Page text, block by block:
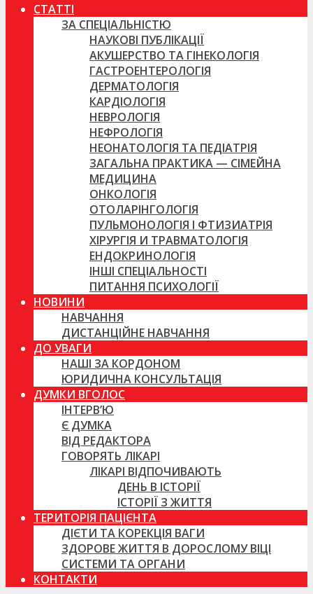
СТАТТІ
ЗА СПЕЦІАЛЬНІСТЮ
НАУКОВІ ПУБЛІКАЦІЇ
АКУШЕРСТВО ТА ГІНЕКОЛОГІЯ
ГАСТРОЕНТЕРОЛОГІЯ
ДЕРМАТОЛОГІЯ
КАРДІОЛОГІЯ
НЕВРОЛОГІЯ
НЕФРОЛОГІЯ
НЕОНАТОЛОГІЯ ТА ПЕДІАТРІЯ
ЗАГАЛЬНА ПРАКТИКА — СІМЕЙНА
МЕДИЦИНА
ОНКОЛОГІЯ
ОТОЛАРІНГОЛОГІЯ
ПУЛЬМОНОЛОГІЯ І ФТИЗИАТРІЯ
ХІРУРГІЯ И ТРАВМАТОЛОГІЯ
ЕНДОКРИНОЛОГІЯ
ІНШІ СПЕЦІАЛЬНОСТІ
ПИТАННЯ ПСИХОЛОГІЇ
НОВИНИ
НАВЧАННЯ
ДИСТАНЦІЙНЕ НАВЧАННЯ
ДО УВАГИ
НАШІ ЗА КОРДОНОМ
ЮРИДИЧНА КОНСУЛЬТАЦІЯ
ДУМКИ ВГОЛОС
ІНТЕРВ’Ю
Є ДУМКА
ВІД РЕДАКТОРА
ГОВОРЯТЬ ЛІКАРІ
ЛІКАРІ ВІДПОЧИВАЮТЬ
ДЕНЬ В ІСТОРІЇ
ІСТОРІЇ З ЖИТТЯ
ТЕРИТОРІЯ ПАЦІЄНТА
ДІЄТИ ТА КОРЕКЦІЯ ВАГИ
ЗДОРОВЕ ЖИТТЯ В ДОРОСЛОМУ ВІЦІ
СИСТЕМИ ТА ОРГАНИ
КОНТАКТИ